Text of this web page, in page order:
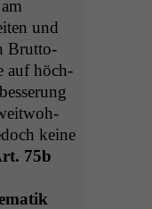
und
Brut­to­
auf höch­
keine
75b